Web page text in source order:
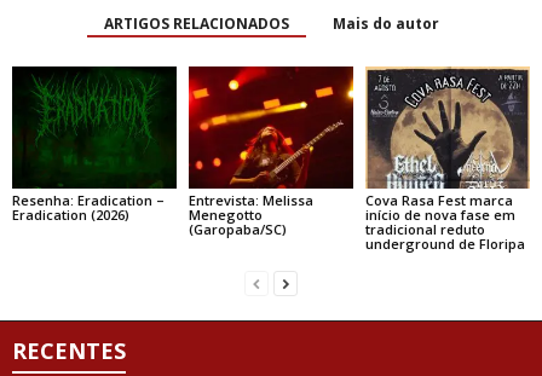
ARTIGOS RELACIONADOS Mais do autor
Resenha: Eradication –
Eradication (2026)
Entrevista: Melissa
Menegotto
(Garopaba/SC)
Cova Rasa Fest marca
início de nova fase em
tradicional reduto
underground de Floripa
RECENTES